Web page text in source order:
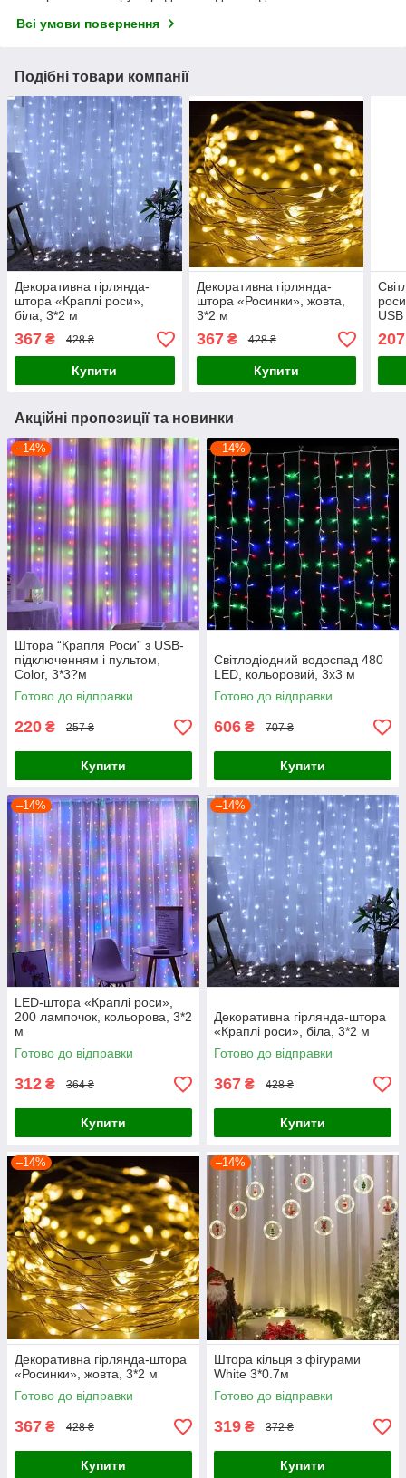
Всі умови повернення
Подібні товари компанії
Декоративна гірлянда-
штора «Краплі роси»,
біла, 3*2 м
367 ₴ 428 ₴
Купити
Декоративна гірлянда-
штора «Росинки», жовта,
3*2 м
367₴ 428 ₴
Купити
207
Акційні пропозиції та новинки
–14%
Штора “Крапля Роси” з USB-
підключенням і пультом,
Color, 3*3?м
Готово до відправки
220 ₴ 257 ₴
Купити
–14%
Світлодіодний водоспад 480
LED, кольоровий, 3x3 м
Готово до відправки
606 ₴ 707 ₴
Купити
–14%
LED-штора «Краплі роси»,
200 лампочок, кольорова, 3*2
м
Готово до відправки
312 ₴ 364 ₴
Купити
–14%
Декоративна гірлянда-штора
«Краплі роси», біла, 3*2 м
Готово до відправки
367 ₴ 428 ₴
Купити
–14%
Декоративна гірлянда-штора
«Росинки», жовта, 3*2 м
Готово до відправки
367 ₴ 428 ₴
Купити
–14%
Штора кільця з фігурами
White 3*0.7м
Готово до відправки
319 ₴ 372 ₴
Купити